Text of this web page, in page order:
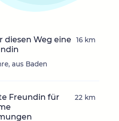
diesen Weg eine
aus Baden
16 km
Freundin für
22 km